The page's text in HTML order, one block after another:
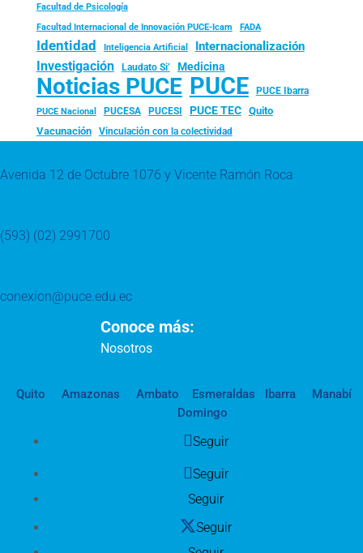
Facultad de Psicología
Facultad Internacional de Innovación PUCE-Icam FADA
Identidad Inteligencia Artificial Internacionalización
Investigación Laudato Si’ Medicina
Noticias PUCE PUCE PUCE Ibarra
PUCE Nacional PUCESA PUCESI PUCE TEC
Quito
Vacunación
Vinculación con la colectividad
Avenida 12 de Octubre 1076 y Vicente Ramón Roca
(593) (02) 2991700
conexion@puce.edu.ec
Conoce más:
Nosotros
Quito Amazonas Ambato Esmeraldas Ibarra
Manabí
Domingo
Seguir
Seguir
Seguir
Seguir